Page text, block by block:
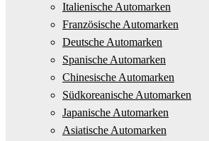
Italienische Automarken
Französische Automarken
Deutsche Automarken
Spanische Automarken
Chinesische Automarken
Südkoreanische Automarken
Japanische Automarken
Asiatische Automarken